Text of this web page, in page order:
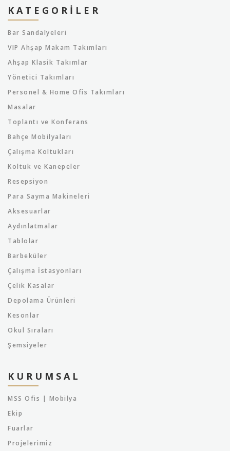
KATEGORILER
Bar Sandalyeleri
VIP Ahşap Makam Takımları
Ahşap Klasik Takımlar
Yönetici Takımları
Personel & Home Ofis Takımları
Masalar
Toplantı ve Konferans
Bahçe Mobilyaları
Çalışma Koltukları
Koltuk ve Kanepeler
Resepsiyon
Para Sayma Makineleri
Aksesuarlar
Aydınlatmalar
Tablolar
Barbeküler
Çalışma İstasyonları
Çelik Kasalar
Depolama Ürünleri
Kesonlar
Okul Sıraları
Şemsiyeler
KURUMSAL
MSS Ofis | Mobilya
Ekip
Fuarlar
Projelerimiz